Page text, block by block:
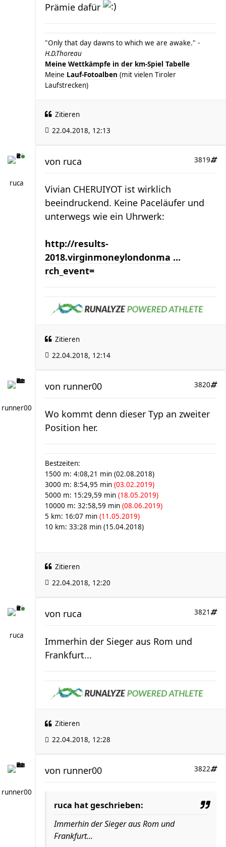
Prämie dafür
"Only that day dawns to which we are awake." -
H.D.Thoreau
Meine Wettkämpfe in der km-Spiel Tabelle
Meine Lauf-Fotoalben (mit vielen Tiroler
Laufstrecken)
Zitieren
22.04.2018, 12:13
ruca
3819
von ruca
Vivian CHERUIYOT ist wirklich
beeindruckend. Keine Paceläufer und
unterwegs wie ein Uhrwerk:
http://results-
2018.virginmoneylondonma ...
rch_event=
Zitieren
22.04.2018, 12:14
runner00
3820
von runner00
Wo kommt denn dieser Typ an zweiter
Position her.
Bestzeiten:
1500 m: 4:08,21 min (02.08.2018)
3000 m: 8:54,95 min (03.02.2019)
5000 m: 15:29,59 min (18.05.2019)
10000 m: 32:58,59 min (08.06.2019)
5 km: 16:07 min (11.05.2019)
10 km: 33:28 min (15.04.2018)
Zitieren
22.04.2018, 12:20
ruca
3821
von ruca
Immerhin der Sieger aus Rom und
Frankfurt...
Zitieren
22.04.2018, 12:28
runner00
3822
von runner00
ruca hat geschrieben:
Immerhin der Sieger aus Rom und
Frankfurt...